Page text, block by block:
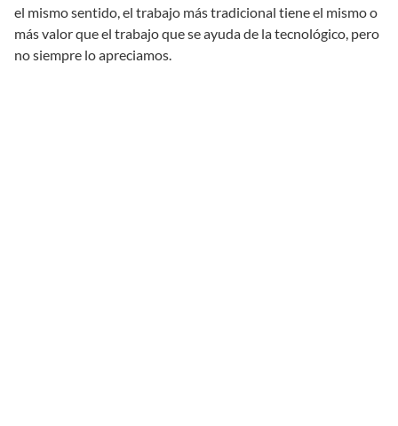
el mismo sentido, el trabajo más tradicional tiene el mismo o
más valor que el trabajo que se ayuda de la tecnológico, pero
no siempre lo apreciamos.